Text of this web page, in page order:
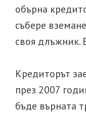
обърна
събере
своя длъжник.
Кредиторът
през 2007
бъде върната